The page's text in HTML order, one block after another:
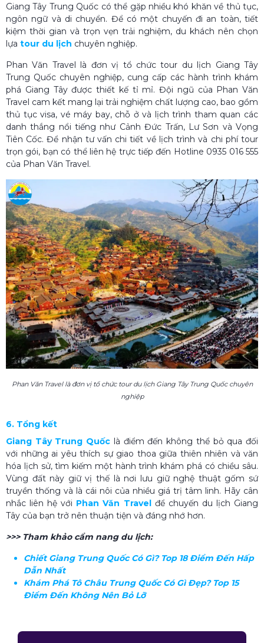
Giang Tây Trung Quốc có thể gặp nhiều khó khăn về thủ tục,
ngôn ngữ và di chuyển. Để có một chuyến đi an toàn, tiết
kiệm thời gian và trọn vẹn trải nghiệm, du khách nên chọn
lựa tour du lịch chuyên nghiệp.
Phan Văn Travel là đơn vị tổ chức tour du lịch Giang Tây
Trung Quốc chuyên nghiệp, cung cấp các hành trình khám
phá Giang Tây được thiết kế tỉ mỉ. Đội ngũ của Phan Văn
Travel cam kết mang lại trải nghiệm chất lượng cao, bao gồm
thủ tục visa, vé máy bay, chỗ ở và lịch trình tham quan các
danh thắng nổi tiếng như Cảnh Đức Trấn, Lư Sơn và Vọng
Tiên Cốc. Để nhận tư vấn chi tiết về lịch trình và chi phí tour
trọn gói, bạn có thể liên hệ trực tiếp đến Hotline 0935 016 555
của Phan Văn Travel.
Phan Văn Travel là đơn vị tổ chức tour du lịch Giang Tây Trung Quốc chuyên
nghiệp
6. Tổng kết
Giang Tây Trung Quốc là điểm đến không thể bỏ qua đối
với những ai yêu thích sự giao thoa giữa thiên nhiên và văn
hóa lịch sử, tìm kiếm một hành trình khám phá có chiều sâu.
Vùng đất này giữ vị thế là nơi lưu giữ nghệ thuật gốm sứ
truyền thống và là cái nôi của nhiều giá trị tâm linh. Hãy cân
nhắc liên hệ với Phan Văn Travelđể chuyến du lịch Giang
Tây của bạn trở nên thuận tiện và đáng nhớ hơn.
>>> Tham khảo cẩm nang du lịch:
Chiết Giang Trung Quốc Có Gì​? Top 18 Điểm Đến Hấp
Dẫn Nhất
Khám Phá Tô Châu Trung Quốc Có Gì Đẹp​? Top 15
Điểm Đến Không Nên Bỏ Lỡ